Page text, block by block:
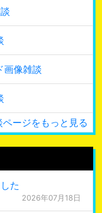
画像雑談
ージをもっと見る
た
2026年07月18日